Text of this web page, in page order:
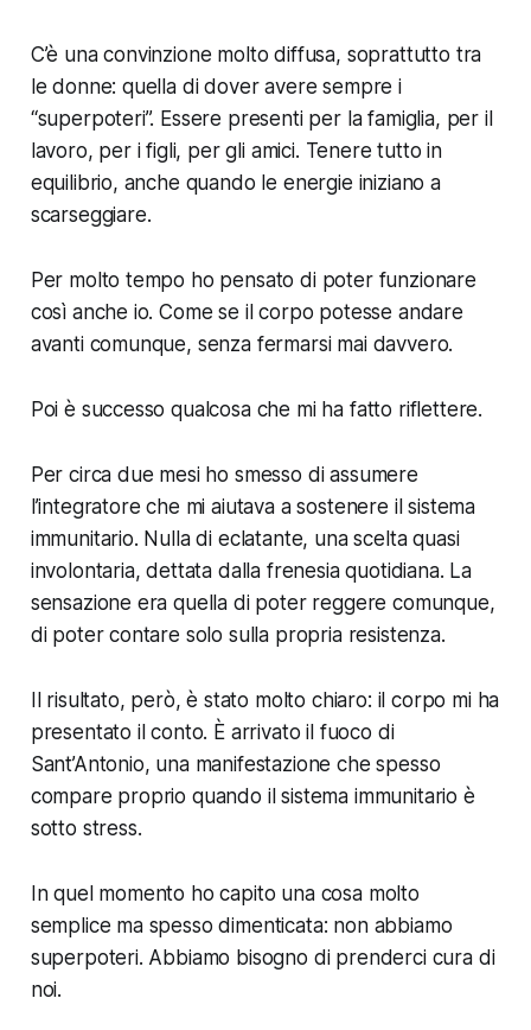
C’è una convinzione molto diffusa, soprattutto tra
le donne: quella di dover avere sempre i
“superpoteri”. Essere presenti per la famiglia, per il
lavoro, per i figli, per gli amici. Tenere tutto in
equilibrio, anche quando le energie iniziano a
scarseggiare.
Per molto tempo ho pensato di poter funzionare
così anche io. Come se il corpo potesse andare
avanti comunque, senza fermarsi mai davvero.
Poi è successo qualcosa che mi ha fatto riflettere.
Per circa due mesi ho smesso di assumere
l’integratore che mi aiutava a sostenere il sistema
immunitario. Nulla di eclatante, una scelta quasi
involontaria, dettata dalla frenesia quotidiana. La
sensazione era quella di poter reggere comunque,
di poter contare solo sulla propria resistenza.
Il risultato, però, è stato molto chiaro: il corpo mi ha
presentato il conto. È arrivato il fuoco di
Sant’Antonio, una manifestazione che spesso
compare proprio quando il sistema immunitario è
sotto stress.
In quel momento ho capito una cosa molto
semplice ma spesso dimenticata: non abbiamo
superpoteri. Abbiamo bisogno di prenderci cura di
noi.